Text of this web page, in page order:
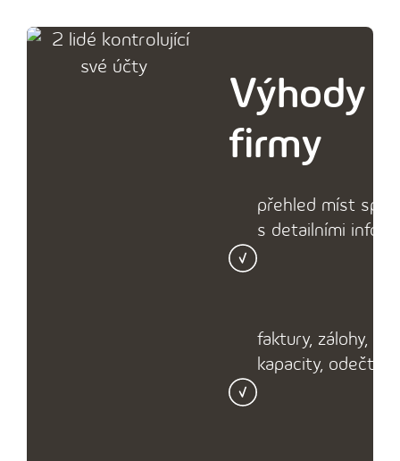
Výhody
firmy
přehled míst
s detailními
faktury, zálohy,
kapacity, odečty